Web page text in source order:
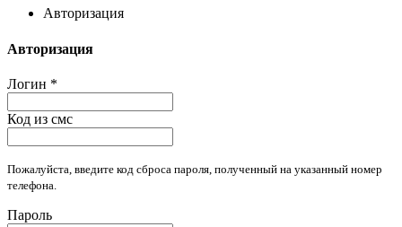
Авторизация
Авторизация
Логин *
Код из смс
Пожалуйста, введите код сброса пароля, полученный на указанный номер
телефона.
Пароль